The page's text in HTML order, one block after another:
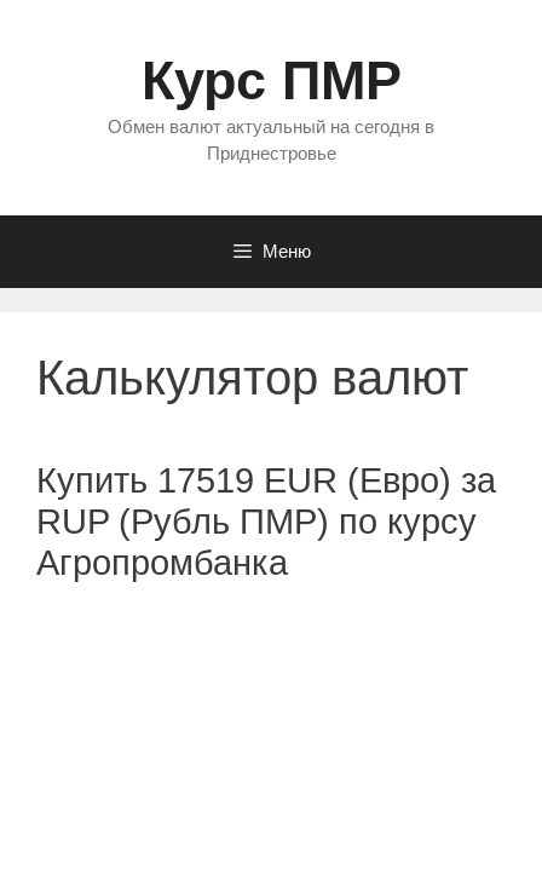
Курс ПМР
Обмен валют актуальный на сегодня в
Приднестровье
Меню
Калькулятор валют
Купить 17519 EUR (Евро) за
RUP (Рубль ПМР) по курсу
Агропромбанка